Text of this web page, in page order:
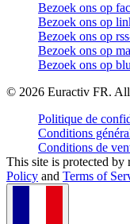
Bezoek ons op
Bezoek ons op
Bezoek ons op
Bezoek ons op
Bezoek ons op
© 2026 Euractiv FR.
Politique de
Conditions
Conditions de
This site is protected
Policy and Terms of